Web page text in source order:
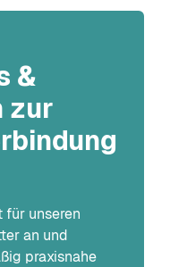
&
zur
für unseren
an und
praxisnahe